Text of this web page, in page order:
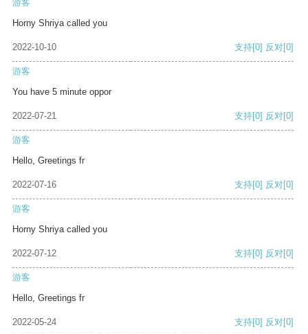
游客
Horny Shriya called you
2022-10-10 支持[0] 反对[0]
游客
You have 5 minute oppor
2022-07-21 支持[0] 反对[0]
游客
Hello, Greetings fr
2022-07-16 支持[0] 反对[0]
游客
Horny Shriya called you
2022-07-12 支持[0] 反对[0]
游客
Hello, Greetings fr
2022-05-24 支持[0] 反对[0]